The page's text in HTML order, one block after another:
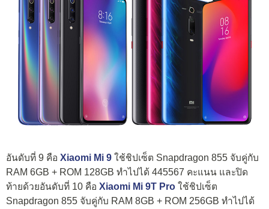
อันดับที่ 9 คือ Xiaomi Mi 9 ใช้ชิปเซ็ต Snapdragon 855 จับคู่กับ
RAM 6GB + ROM 128GB ทำไปได้ 445567 คะแนน และปิด
ท้ายด้วยอันดับที่ 10 คือ Xiaomi Mi 9T Pro ใช้ชิปเซ็ต
Snapdragon 855 จับคู่กับ RAM 8GB + ROM 256GB ทำไปได้